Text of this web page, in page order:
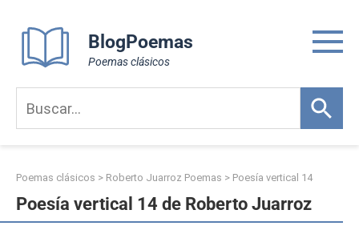
content
BlogPoemas
Poemas clásicos
Poemas clásicos > Roberto Juarroz Poemas > Poesía vertical 14
Poesía vertical 14 de Roberto Juarroz